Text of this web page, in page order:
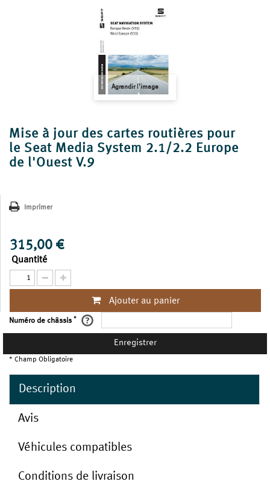
Agrandir l'image
Mise à jour des cartes routières pour
le Seat Media System 2.1/2.2 Europe
de l'Ouest V.9
Imprimer
315,00 €
Quantité
Ajouter au panier
Numéro de châssis *
Enregistrer
* Champ Obligatoire
Description
Avis
Véhicules compatibles
Conditions de livraison